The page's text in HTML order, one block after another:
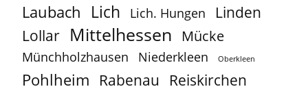
Laubach Lich Lich. Hungen Linden
Lollar Mittelhessen Mücke
Münchholzhausen Niederkleen Oberkleen
Pohlheim Rabenau Reiskirchen